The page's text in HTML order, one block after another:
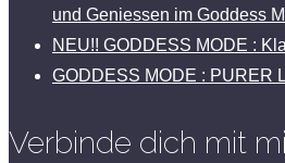
und Geniessen im Goddess
NEU!! GODDESS MODE :
GODDESS MODE : PURER
Verbinde dich mit